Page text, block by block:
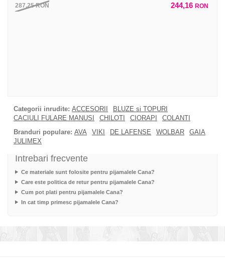
287,25RON 244,16 RON
Categorii inrudite: ACCESORII
BLUZE si TOPURI
CACIULI FULARE MANUSI
CHILOTI CIORAPI
COLANTI
Branduri populare: AVA VIKI DE LAFENSE WOLBAR
GAIA
JULIMEX
Intrebari frecvente
Ce materiale sunt folosite pentru pijamalele Cana?
Care este politica de retur pentru pijamalele Cana?
Cum pot plati pentru pijamalele Cana?
In cat timp primesc pijamalele Cana?